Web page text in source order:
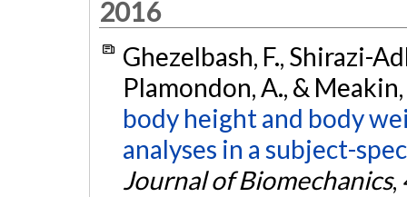
2016
Ghezelbash, F., Shirazi-
Plamondon, A., &
body height and body
analyses in a subject-
Journal of Biomechanics,